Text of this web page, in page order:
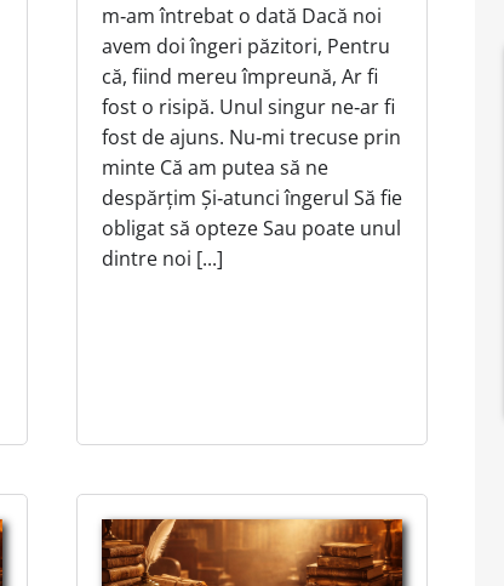
m‑am întrebat o dată Dacă noi
avem doi îngeri păzitori, Pentru
că, fiind mereu împreună, Ar fi
fost o risipă. Unul singur ne‑ar fi
fost de ajuns. Nu‑mi trecuse prin
minte Că am putea să ne
despărțim Și‑atunci îngerul Să fie
obligat să opteze Sau poate unul
dintre noi [...]